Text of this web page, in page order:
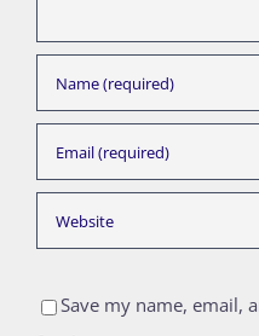
Save my name, email,